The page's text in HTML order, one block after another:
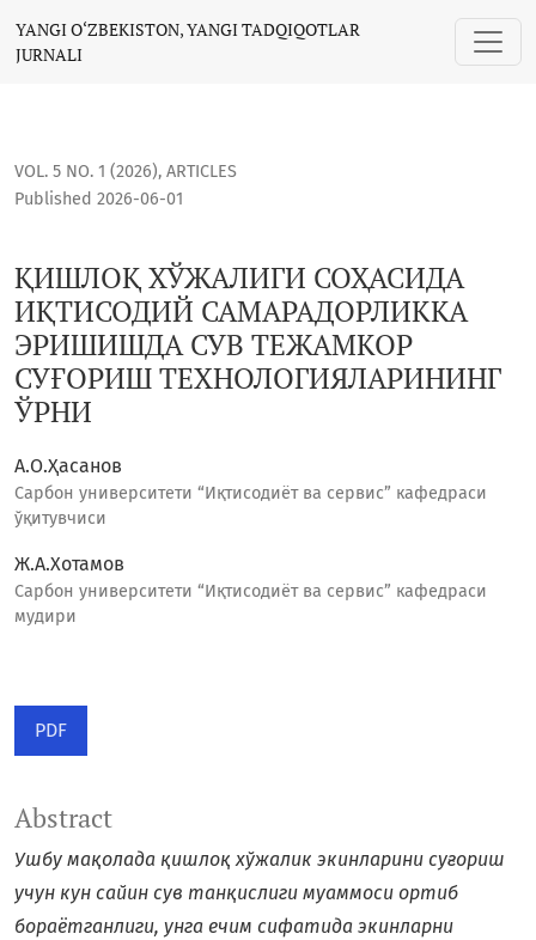
ҚИШЛОҚ ХЎЖАЛИГИ СОҲАСИДА ИҚТИСОДИЙ
YANGI O‘ZBEKISTON, YANGI TADQIQOTLAR
JURNALI
VOL. 5 NO. 1 (2026), ARTICLES
ҚИШЛОҚ ХЎЖАЛИГИ СОҲАСИДА
ИҚТИСОДИЙ САМАРАДОРЛИККА
ЭРИШИШДА СУВ ТЕЖАМКОР
СУҒОРИШ ТЕХНОЛОГИЯЛАРИНИНГ
ЎРНИ
Published 2026-06-01
А.О.Ҳасанов
Сарбон университети “Иқтисодиёт ва сервис” кафедраси
ўқитувчиси
Ж.А.Хотамов
Сарбон университети “Иқтисодиёт ва сервис” кафедраси
мудири
PDF
Abstract
Ушбу мақолада қишлоқ хўжалик экинларини суғориш
учун кун сайин сув танқислиги муаммоси ортиб
бораётганлиги, унга ечим сифатида экинларни